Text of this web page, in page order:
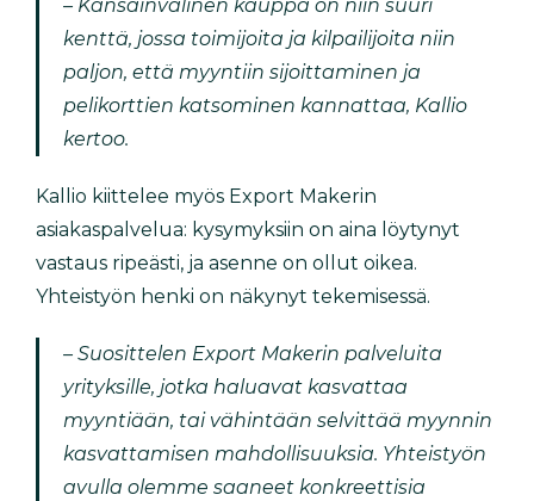
– Kansainvälinen kauppa on niin suuri
kenttä, jossa toimijoita ja kilpailijoita niin
paljon, että myyntiin sijoittaminen ja
pelikorttien katsominen kannattaa, Kallio
kertoo.
Kallio kiittelee myös Export Makerin
asiakaspalvelua: kysymyksiin on aina löytynyt
vastaus ripeästi, ja asenne on ollut oikea.
Yhteistyön henki on näkynyt tekemisessä.
– Suosittelen Export Makerin palveluita
yrityksille, jotka haluavat kasvattaa
myyntiään, tai vähintään selvittää myynnin
kasvattamisen mahdollisuuksia. Yhteistyön
avulla olemme saaneet konkreettisia